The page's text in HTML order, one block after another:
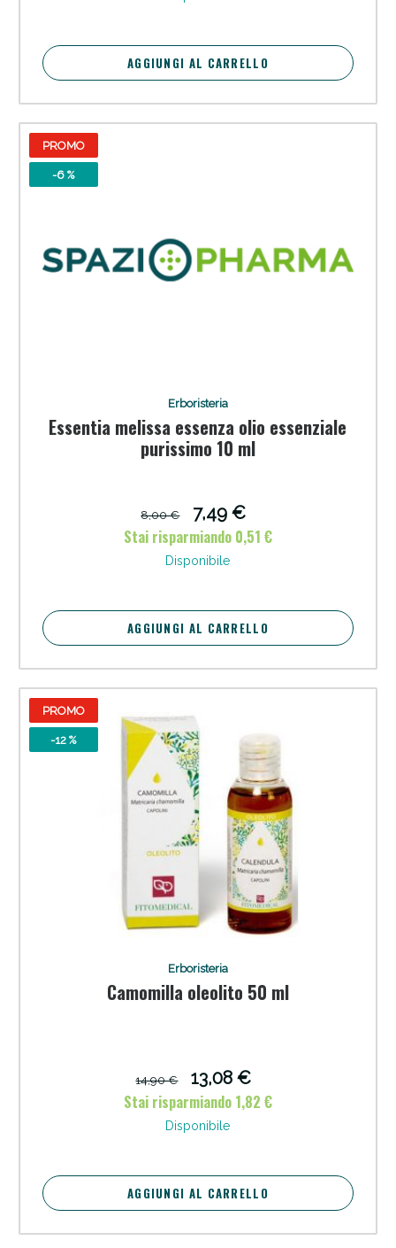
AGGIUNGI AL CARRELLO
PROMO
-6 %
Erboristeria
Essentia melissa essenza olio essenziale
purissimo 10 ml
8,00 €
7,49 €
Stai risparmiando 0,51 €
Disponibile
AGGIUNGI AL CARRELLO
PROMO
-12 %
Erboristeria
Camomilla oleolito 50 ml
14,90 €
13,08 €
Stai risparmiando 1,82 €
Disponibile
AGGIUNGI AL CARRELLO